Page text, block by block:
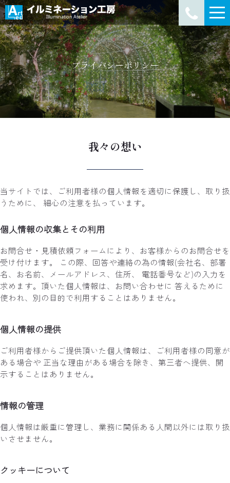
プライバシーポリシー
我々の想い
当サイトでは、ご利用者様の個人情報を適切に保護し、取り扱
うために、 細心の注意を払っています。
個人情報の収集とその利用
お問合せ・見積依頼フォームにより、お客様からのお問合せを
受け付けます。 この際、回答や連絡の為の情報(会社名、部署
名、お名前、メールアドレス、住所、 電話番号など)の入力を
求めます。頂いた個人情報は、お問い合わせに 答えるために
使われ、別の目的で利用することはありません。
個人情報の提供
ご利用者様からご提供頂いた個人情報は、ご利用者様の同意が
ある場合や 正当な理由がある場合を除き、第三者へ提供、開
示することはありません。
情報の管理
個人情報は厳重に管理し、業務に関係ある人間以外には取り扱
いさせません。
クッキーについて